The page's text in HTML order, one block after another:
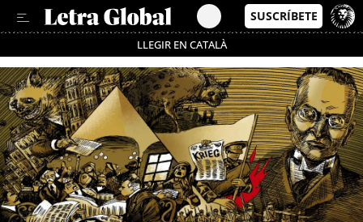
LLEGIR EN CATALÀ
Passa’t al mode estalvi